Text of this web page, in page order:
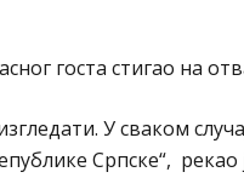
госта стигао на
У сваком
Српске“, рекао